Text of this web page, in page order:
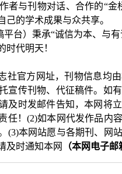
者与刊物对话、合作的“
的学术成果与众共享。
台） 秉承“诚信为本、与
时代明天！
社官方网址，刊物信息均
宣传刊物、代征稿件。如
及时发邮件告知，本网将
任！(2)如本网代发作品内
(3)本网站愿与各期刊、网
及时通知本网
（本网电子邮